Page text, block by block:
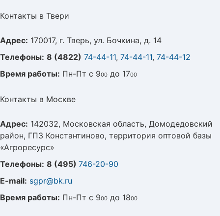
Контакты в Твери
Адрес: 170017, г. Тверь, ул. Бочкина, д. 14
Телефоны: 8 (4822) 74-44-11, 74-44-11, 74-44-12
Время работы: Пн-Пт с 900 до 1700
Контакты в Москве
Адрес: 142032, Московская область, Домодедовский
район, ГПЗ Константиново, территория оптовой базы
«Агроресурс»
Телефоны: 8 (495) 746-20-90
E-mail: sgpr@bk.ru
Время работы: Пн-Пт с 900 до 1800